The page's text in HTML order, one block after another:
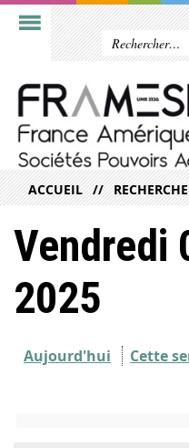
ACCUEIL RECHERCHE
Vendredi
2025
Aujourd'hui Cette